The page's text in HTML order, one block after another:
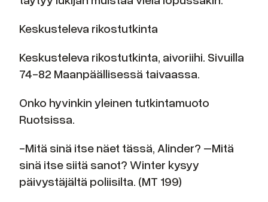
Keskusteleva rikostutkinta
Keskusteleva rikostutkinta, aivoriihi. Sivuilla
74-82 Maanpäällisessä taivaassa.
Onko hyvinkin yleinen tutkintamuoto
Ruotsissa.
-Mitä sinä itse näet tässä, Alinder? –Mitä
sinä itse siitä sanot? Winter kysyy
päivystäjältä poliisilta. (MT 199)